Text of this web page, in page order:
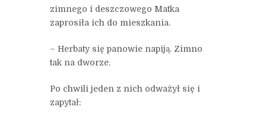
zimnego i deszczowego Matka
zaprosiła ich do mieszkania.
– Herbaty się panowie napiją. Zimno
tak na dworze.
Po chwili jeden z nich odważył się i
zapytał: